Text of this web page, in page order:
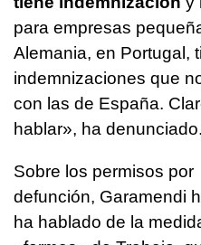
para empresas
Alemania, en Portugal,
indemnizaciones que
con las de España.
hablar», ha denunciado.
Sobre los permisos por
defunción, Garamendi
ha hablado de la